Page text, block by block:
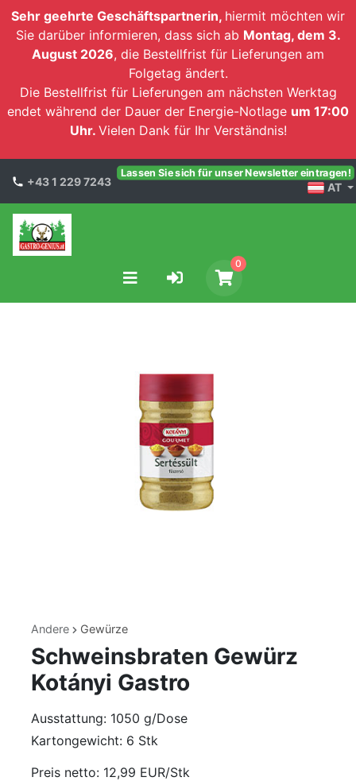
Sehr geehrte Geschäftspartnerin, hiermit möchten wir
Sie darüber informieren, dass sich ab Montag, dem 3.
August 2026, die Bestellfrist für Lieferungen am
Folgetag ändert.
Die Bestellfrist für Lieferungen am nächsten Werktag
endet während der Dauer der Energie-Notlage um 17:00
Uhr. Vielen Dank für Ihr Verständnis!
+43 1 229 7243
Lassen Sie sich für unser Newsletter eintragen!
AT
0
Andere Gewürze
Schweinsbraten Gewürz
Kotányi Gastro
Ausstattung: 1050 g/Dose
Kartongewicht: 6 Stk
Preis netto: 12,99 EUR/Stk